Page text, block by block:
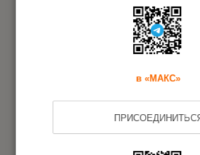
Дополнительная
Для чего нужна
маркировки упаковки?
в «МАКС»